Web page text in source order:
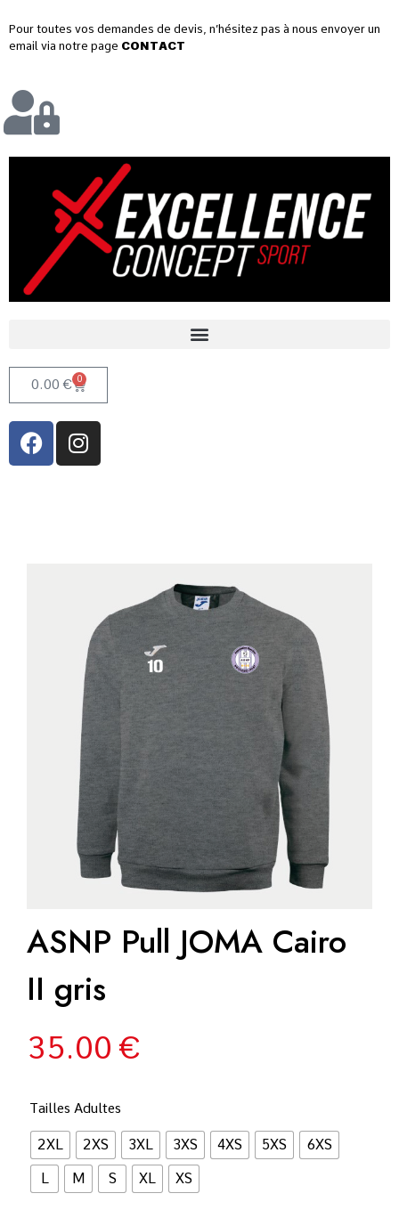
Pour toutes vos demandes de devis, n’hésitez pas à nous envoyer un
email via notre page CONTACT
0.00€ 0
ASNP Pull JOMA Cairo
II gris
35.00€
Tailles Adultes
2XL 2XS 3XL 3XS 4XS 5XS
6XS
L
M S XL XS